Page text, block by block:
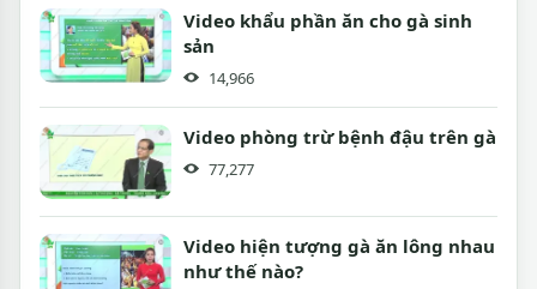
Video khẩu phần ăn cho gà sinh
sản
14,966
Video phòng trừ bệnh đậu trên gà
77,277
Video hiện tượng gà ăn lông nhau
như thế nào?